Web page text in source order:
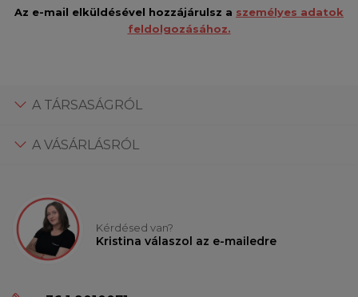
Az e-mail elküldésével hozzájárulsz a személyes adatok
feldolgozásához.
A TÁRSASÁGRÓL
A VÁSÁRLÁSRÓL
Kérdésed van?
Kristina válaszol az e-mailedre